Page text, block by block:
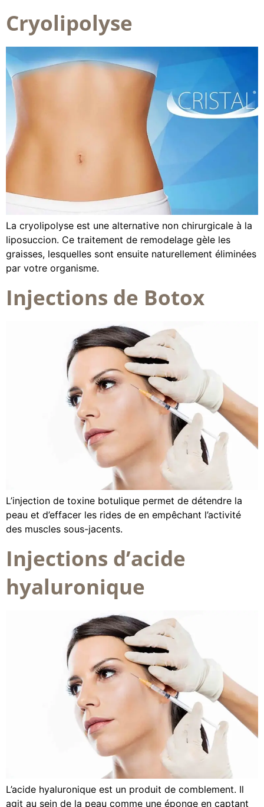
Cryolipolyse
La cryolipolyse est une alternative non chirurgicale à la
liposuccion. Ce traitement de remodelage gèle les
graisses, lesquelles sont ensuite naturellement éliminées
par votre organisme.
Injections de Botox
L’injection de toxine botulique permet de détendre la
peau et d’effacer les rides de en empêchant l’activité
des muscles sous-jacents.
Injections d’acide
hyaluronique
L’acide hyaluronique est un produit de comblement. Il
agit au sein de la peau comme une éponge en captant